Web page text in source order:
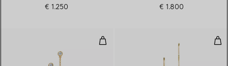
€ 1.250 € 1.800
Diamonds by the Yard®